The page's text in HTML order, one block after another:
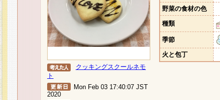
クッキングスクールネモ
ト
Mon Feb 03 17:40:07 JST
2020
野菜の食材の色
種類
季節
火と包丁